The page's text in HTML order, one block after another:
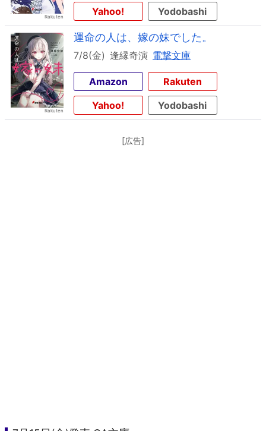
Yahoo!
Yodobashi
運命の人は、嫁の妹でした。
7/8(金) 逢縁奇演 電撃文庫
Amazon
Rakuten
Yahoo!
Yodobashi
[広告]